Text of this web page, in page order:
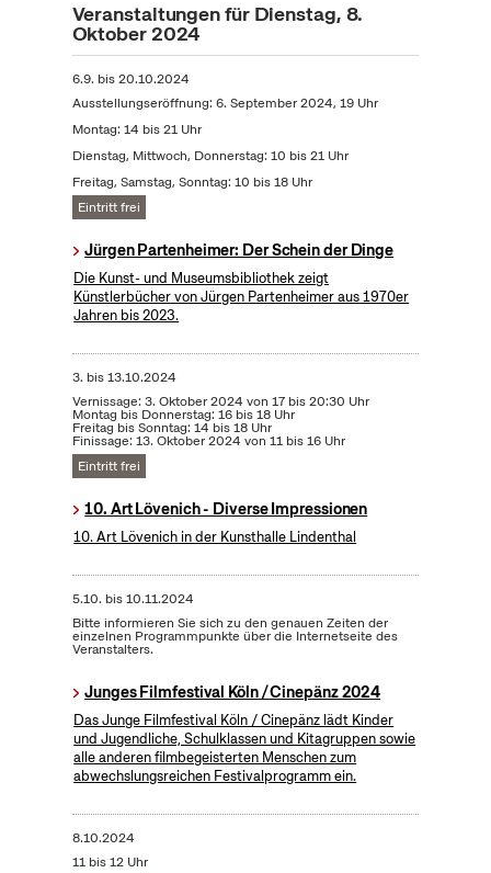
Veranstaltungen für Dienstag, 8.
Oktober 2024
6.9. bis20.10.2024
Ausstellungseröffnung: 6. September 2024, 19 Uhr
Montag: 14 bis 21 Uhr
Dienstag, Mittwoch, Donnerstag: 10 bis 21 Uhr
Freitag, Samstag, Sonntag: 10 bis 18 Uhr
Eintritt frei
Jürgen Partenheimer: Der Schein der Dinge
Die Kunst- und Museumsbibliothek zeigt
Künstlerbücher von Jürgen Partenheimer aus 1970er
Jahren bis 2023.
3. bis13.10.2024
Vernissage: 3. Oktober 2024 von 17 bis 20:30 Uhr
Montag bis Donnerstag: 16 bis 18 Uhr
Freitag bis Sonntag: 14 bis 18 Uhr
Finissage: 13. Oktober 2024 von 11 bis 16 Uhr
Eintritt frei
10. Art Lövenich - Diverse Impressionen
10. Art Lövenich in der Kunsthalle Lindenthal
5.10. bis10.11.2024
Bitte informieren Sie sich zu den genauen Zeiten der
einzelnen Programmpunkte über die Internetseite des
Veranstalters.
Junges Filmfestival Köln / Cinepänz 2024
Das Junge Filmfestival Köln / Cinepänz lädt Kinder
und Jugendliche, Schulklassen und Kitagruppen sowie
alle anderen filmbegeisterten Menschen zum
abwechslungsreichen Festivalprogramm ein.
8.10.2024
11 bis 12 Uhr